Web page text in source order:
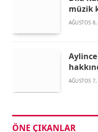
müzik
AĞUSTOS
Aylince
AĞUSTOS
ÖNE ÇIKANLAR